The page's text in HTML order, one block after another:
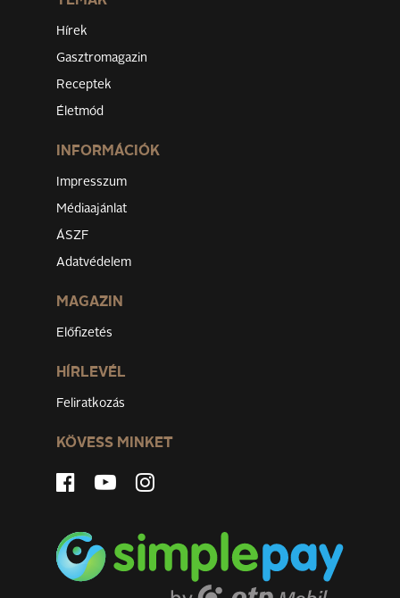
Hírek
Gasztromagazin
Receptek
Életmód
INFORMÁCIÓK
Impresszum
Médiaajánlat
ÁSZF
Adatvédelem
MAGAZIN
Előfizetés
HÍRLEVÉL
Feliratkozás
KÖVESS MINKET